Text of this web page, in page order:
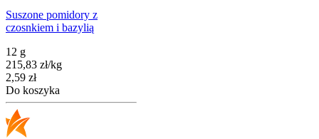
Suszone pomidory z
czosnkiem i bazylią
12 g
215,83 zł/kg
Cena
2,59 zł
Do koszyka